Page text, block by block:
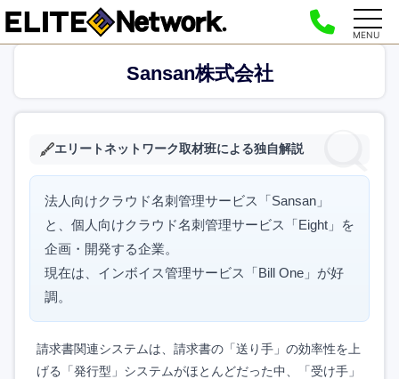
MENU
Sansan株式会社
エリートネットワーク取材班による独自解説
法人向けクラウド名刺管理サービス「Sansan」
と、個人向けクラウド名刺管理サービス「Eight」を
企画・開発する企業。
現在は、インボイス管理サービス「Bill One」が好
調。
請求書関連システムは、請求書の「送り手」の効率性を上
げる「発行型」システムがほとんどだった中、「受け手」